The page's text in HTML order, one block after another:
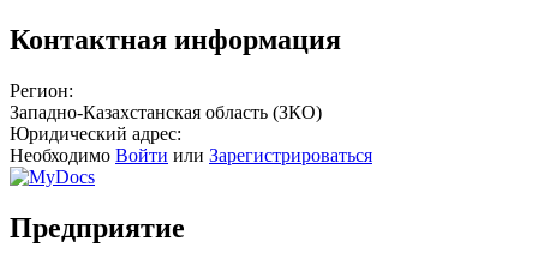
Контактная информация
Регион:
Западно-Казахстанская область (ЗКО)
Юридический адрес:
Необходимо Войти или Зарегистрироваться
Предприятие